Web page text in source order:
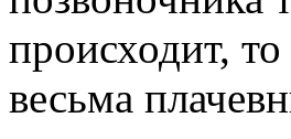
происходит, то
весьма